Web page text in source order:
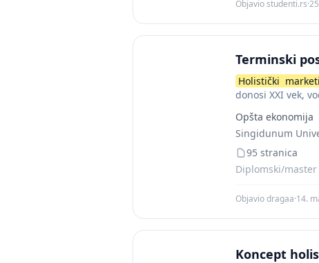
Objavio studenti.rs·
Terminski
Holistički
donosi XXI vek,
Opšta ekonomija
Singidunum
95 stranica
Diplomski/
Objavio dragaa·14.
Koncept